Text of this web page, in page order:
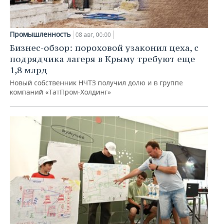
Промышленность 08 авг, 00:00
Бизнес-обзор: пороховой узаконил цеха, с
подрядчика лагеря в Крыму требуют еще
1,8 млрд
Новый собственник НЧТЗ получил долю и в группе
компаний «ТатПром-Холдинг»